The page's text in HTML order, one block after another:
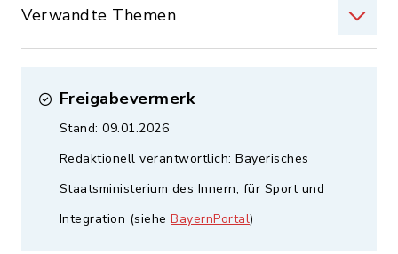
Verwandte Themen
Freigabevermerk
Stand: 09.01.2026
Redaktionell verantwortlich: Bayerisches
Staatsministerium des Innern, für Sport und
Integration (siehe BayernPortal)